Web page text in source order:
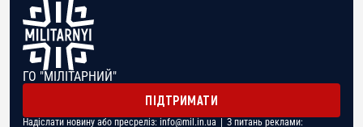
ГО "МІЛІТАРНИЙ"
ПІДТРИМАТИ
Надіслати новину або пресреліз: info@mil.in.ua | З питань реклами: